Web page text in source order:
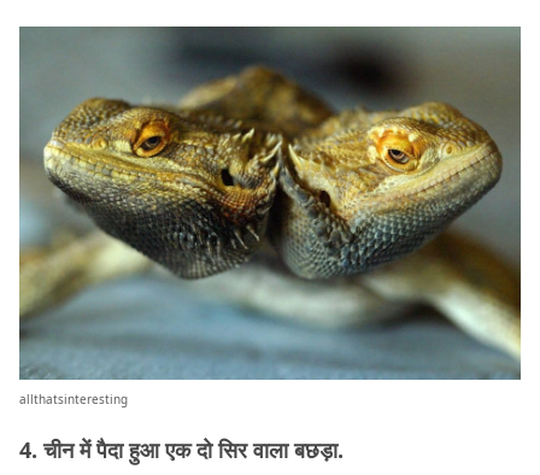
allthatsinteresting
4. चीन में पैदा हुआ एक दो सिर वाला बछड़ा.